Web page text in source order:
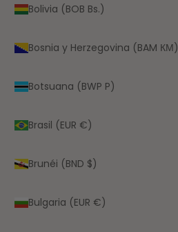
Bolivia (BOB Bs.)
Bosnia y Herzegovina (BAM КМ)
Botsuana (BWP P)
Brasil (EUR €)
Brunéi (BND $)
Bulgaria (EUR €)